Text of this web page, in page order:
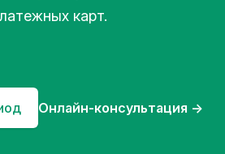
карт.
Онлайн-консультация →